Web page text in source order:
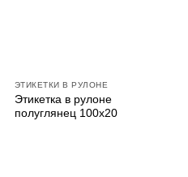
ЭТИКЕТКИ В РУЛОНЕ
Этикетка в рулоне
полуглянец 100х20